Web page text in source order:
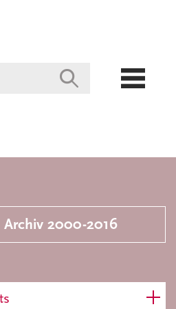
Archiv 2000-2016